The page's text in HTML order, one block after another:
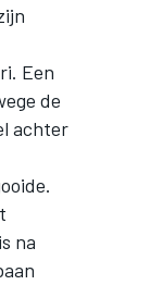
Een
de
achter
na